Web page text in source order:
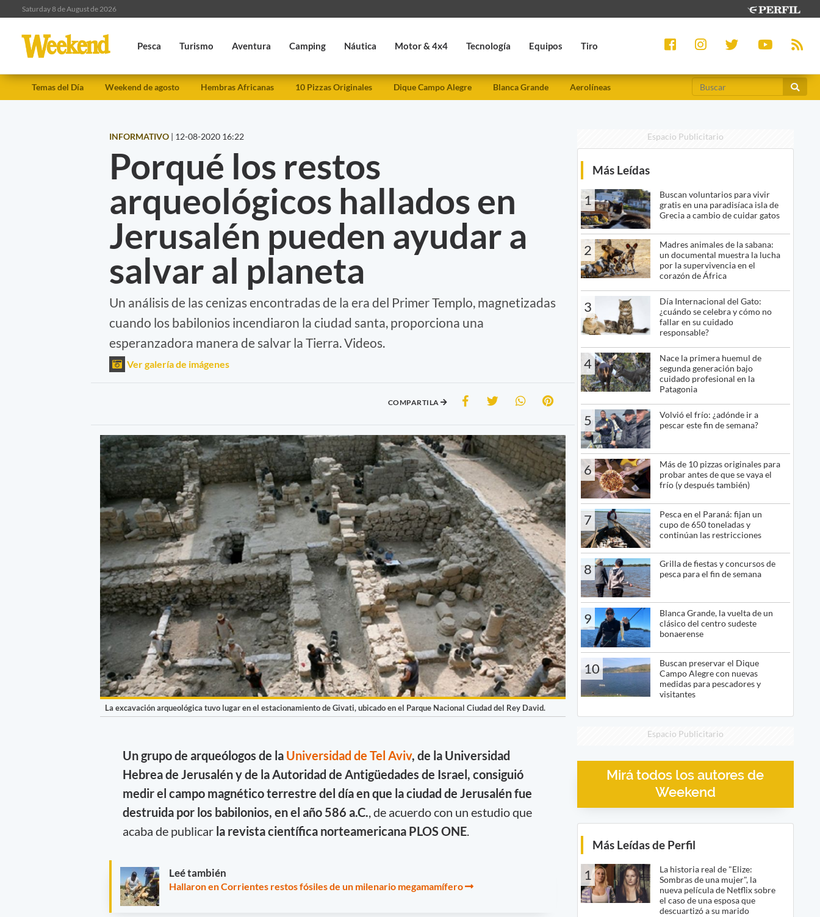
Saturday 8 de August de 2026
Pesca Turismo Aventura Camping Náutica Motor & 4x4 Tecnología Equipos Tiro
Temas del Día Weekend de agosto Hembras Africanas 10 Pizzas Originales Dique Campo Alegre Blanca Grande Aerolíneas
INFORMATIVO | 12-08-2020 16:22
Porqué los restos
arqueológicos hallados en
Jerusalén pueden ayudar a
salvar al planeta
Un análisis de las cenizas encontradas de la era del Primer Templo, magnetizadas
cuando los babilonios incendiaron la ciudad santa, proporciona una
esperanzadora manera de salvar la Tierra. Videos.
Ver galería de imágenes
COMPARTILA
La excavación arqueológica tuvo lugar en el estacionamiento de Givati, ubicado en el Parque Nacional Ciudad del Rey David.
Un grupo de arqueólogos de la Universidad de Tel Aviv, de la Universidad
Hebrea de Jerusalén y de la Autoridad de Antigüedades de Israel, consiguió
medir el campo magnético terrestre del día en que la ciudad de Jerusalén fue
destruida por los babilonios, en el año 586 a.C. , de acuerdo con un estudio que
acaba de publicar la revista científica norteamericana PLOS ONE.
Leé también
Hallaron en Corrientes restos fósiles de un milenario megamamífero
Espacio Publicitario
Más Leídas
1
Buscan voluntarios para vivir
gratis en una paradisíaca isla de
Grecia a cambio de cuidar gatos
2
Madres animales de la sabana:
un documental muestra la lucha
por la supervivencia en el
corazón de África
3
Día Internacional del Gato:
¿cuándo se celebra y cómo no
fallar en su cuidado
responsable?
4
Nace la primera huemul de
segunda generación bajo
cuidado profesional en la
Patagonia
5
Volvió el frío: ¿adónde ir a
pescar este fin de semana?
6
Más de 10 pizzas originales para
probar antes de que se vaya el
frío (y después también)
7
Pesca en el Paraná: fijan un
cupo de 650 toneladas y
continúan las restricciones
8
Grilla de fiestas y concursos de
pesca para el fin de semana
9
Blanca Grande, la vuelta de un
clásico del centro sudeste
bonaerense
10
Buscan preservar el Dique
Campo Alegre con nuevas
medidas para pescadores y
visitantes
Espacio Publicitario
Mirá todos los autores de
Weekend
Más Leídas de Perfil
1
La historia real de "Elize:
Sombras de una mujer", la
nueva película de Netflix sobre
el caso de una esposa que
descuartizó a su marido